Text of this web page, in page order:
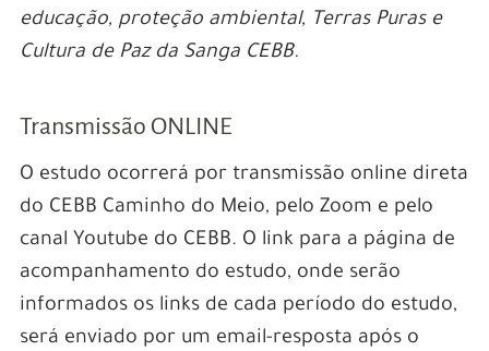
educação, proteção ambiental, Terras Puras e
Cultura de Paz da Sanga CEBB.
Transmissão ONLINE
O estudo ocorrerá por transmissão online direta
do CEBB Caminho do Meio, pelo Zoom e pelo
canal Youtube do CEBB. O link para a página de
acompanhamento do estudo, onde serão
informados os links de cada período do estudo,
será enviado por um email-resposta após o